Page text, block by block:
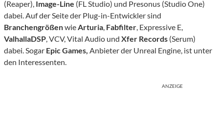
(Reaper), Image-Line (FL Studio) und Presonus (Studio One)
dabei. Auf der Seite der Plug-in-Entwickler sind
BranchengrößenwieArturia, Fabfilter, Expressive E,
ValhallaDSP, VCV, Vital Audio und Xfer Records (Serum)
dabei. Sogar Epic Games, Anbieter der Unreal Engine, ist unter
den Interessenten.
ANZEIGE